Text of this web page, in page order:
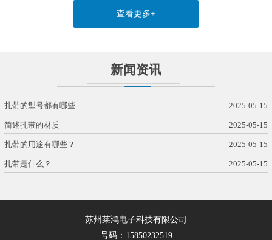
查看更多+
新闻资讯
扎带的型号都有哪些 2025-05-15
简述扎带的材质 2025-05-15
扎带的用途有哪些？ 2025-05-15
扎带是什么？ 2025-05-15
苏州莱鸿电子科技有限公司
号码：15850232519